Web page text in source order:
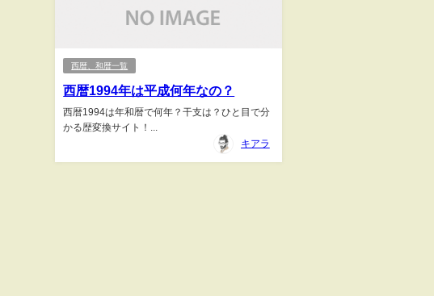
西暦、和暦一覧
西暦1994年は平成何年なの？
西暦1994は年和暦で何年？干支は？ひと目で分
かる歴変換サイト！...
キアラ